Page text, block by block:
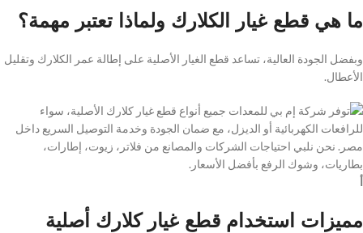
ما هي قطع غيار الكلارك ولماذا تعتبر مهمة؟
وبفضل الجودة العالية، تساعد قطع الغيار الأصلية على إطالة عمر الكلارك وتقليل
الأعطال.
أ
مميزات استخدام قطع غيار كلارك أصلية